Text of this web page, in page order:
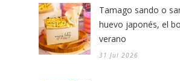
Tamago sando o
huevo japonés, el
verano
31 Jul 2026